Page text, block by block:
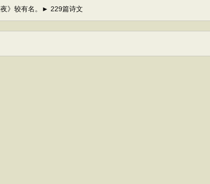
》较有名。► 229篇诗文